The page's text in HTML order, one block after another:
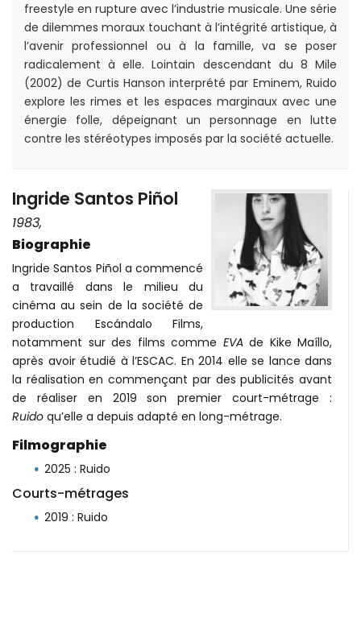
freestyle en rupture avec l’industrie musicale. Une série
de dilemmes moraux touchant à l’intégrité artistique, à
l’avenir professionnel ou à la famille, va se poser
radicalement à elle. Lointain descendant du 8 Mile
(2002) de Curtis Hanson interprété par Eminem, Ruido
explore les rimes et les espaces marginaux avec une
énergie folle, dépeignant un personnage en lutte
contre les stéréotypes imposés par la société actuelle.
Ingride Santos Piñol
1983,
Biographie
Ingride Santos Piñol a commencé
a travaillé dans le milieu du
cinéma au sein de la société de
production Escándalo Films,
notamment sur des films comme EVAde Kike Maíllo,
après avoir étudié à l’ESCAC. En 2014 elle se lance dans
la réalisation en commençant par des publicités avant
de réaliser en 2019 son premier court-métrage :
Ruido qu’elle a depuis adapté en long-métrage.
Filmographie
2025 : Ruido
Courts-métrages
2019 : Ruido